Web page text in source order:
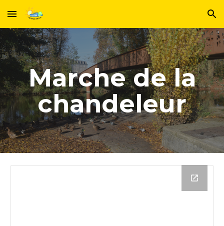
Skip to main content Skip to navigation
Marche de la
chandeleur